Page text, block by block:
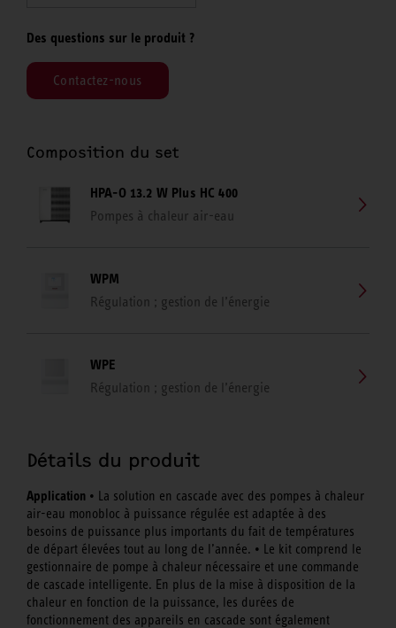
Des questions sur le produit ?
Contactez-nous
Composition du set
HPA-O 13.2 W Plus HC 400
Pompes à chaleur air-eau
WPM
Régulation ; gestion de l’énergie
WPE
Régulation ; gestion de l’énergie
Détails du produit
Application • La solution en cascade avec des pompes à chaleur
air-eau monobloc à puissance régulée est adaptée à des
besoins de puissance plus importants du fait de températures
de départ élevées tout au long de l’année. • Le kit comprend le
gestionnaire de pompe à chaleur nécessaire et une commande
de cascade intelligente. En plus de la mise à disposition de la
chaleur en fonction de la puissance, les durées de
fonctionnement des appareils en cascade sont également